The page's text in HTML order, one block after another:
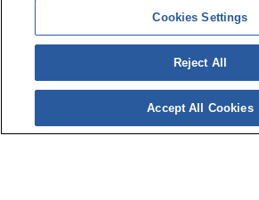
|Private Area Health
© Mutua Universal 2026| Site map
Data protection Policy |
Follow us on:
Cookies Settings
Reject All
Accept All Cookies